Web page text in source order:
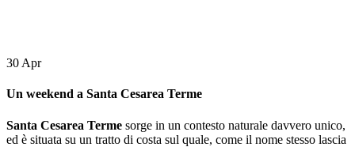
30 Apr
Un weekend a Santa Cesarea Terme
Santa Cesarea Terme sorge in un contesto naturale davvero unico,
ed è situata su un tratto di costa sul quale, come il nome stesso lascia